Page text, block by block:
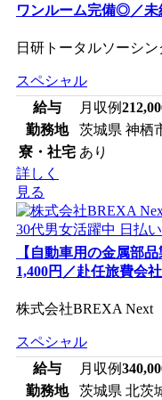
ワンルーム完備◎／未
日研トータルソーシ
スペシャル
給与
月収例
勤務地
茨城県 神栖
寮・社宅 あり
詳しく
見る
【自動車用の金属部
1,400円／赴任旅費会
株式会社BREXA Next
スペシャル
給与
月収例
勤務地
茨城県 北茨